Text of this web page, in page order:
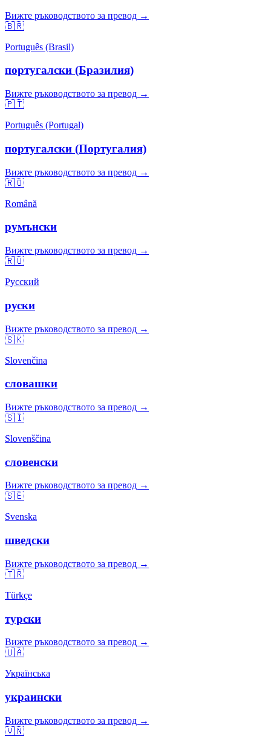
Вижте ръководството за превод →
🇧🇷
Português (Brasil)
португалски (Бразилия)
Вижте ръководството за превод →
🇵🇹
Português (Portugal)
португалски (Португалия)
Вижте ръководството за превод →
🇷🇴
Română
румънски
Вижте ръководството за превод →
🇷🇺
Русский
руски
Вижте ръководството за превод →
🇸🇰
Slovenčina
словашки
Вижте ръководството за превод →
🇸🇮
Slovenščina
словенски
Вижте ръководството за превод →
🇸🇪
Svenska
шведски
Вижте ръководството за превод →
🇹🇷
Türkçe
турски
Вижте ръководството за превод →
🇺🇦
Українська
украински
Вижте ръководството за превод →
🇻🇳